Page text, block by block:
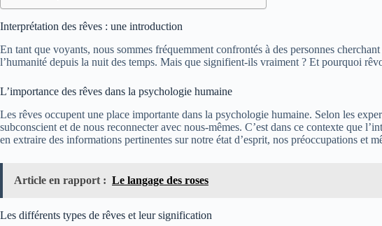
Interprétation des rêves : une introduction
En tant que voyants, nous sommes fréquemment confrontés à des personnes
l’humanité depuis la nuit des temps. Mais que signifient-ils vraiment ? Et pourquoi
L’importance des rêves dans la psychologie humaine
Les rêves occupent une place importante dans la psychologie humaine. Selon les
subconscient et de nous reconnecter avec nous-mêmes. C’est dans ce contexte que
en extraire des informations pertinentes sur notre état d’esprit, nos préoccupations et
Article en rapport : Le langage des roses
Les différents types de rêves et leur signification